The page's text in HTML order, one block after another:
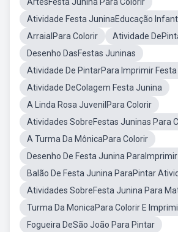
Atividade Festa JuninaEducação
ArraialPara Colorir
Atividade
Desenho DasFestas Juninas
Atividade De PintarPara Imprimir
Atividade DeColagem Festa Junina
A Linda Rosa JuvenilPara Colorir
Atividades SobreFestas Juninas Para
A Turma Da MônicaPara Colorir
Desenho De Festa Junina
Balão De Festa Junina ParaPintar
Atividades SobreFesta Junina Para
Turma Da MonicaPara Colorir E
Fogueira DeSão João Para Pintar